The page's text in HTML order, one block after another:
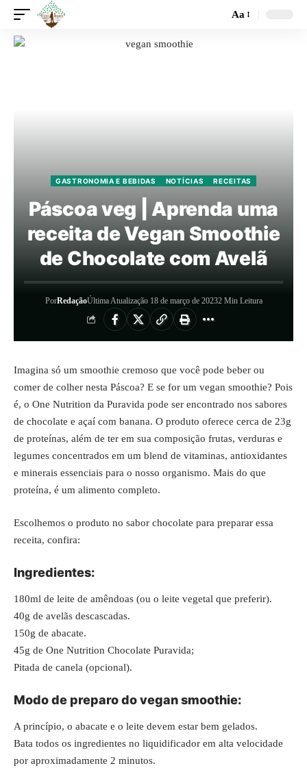
Aa
GASTRONOMIA E BEBIDAS NOTÍCIAS RECEITAS
Páscoa veg | Aprenda uma
receita de Vegan Smoothie
de Chocolate com Avelã
PorRedaçãoÚltima Atualização 18 de março de 20232 Min Leitura
Imagina só um smoothie cremoso que você pode beber ou
comer de colher nesta Páscoa? E se for um vegan smoothie? Pois
é, o One Nutrition da Puravida pode ser encontrado nos sabores
de chocolate e açaí com banana. O produto oferece cerca de 23g
de proteínas, além de ter em sua composição frutas, verduras e
legumes concentrados em um blend de vitaminas, antioxidantes
e minerais essenciais para o nosso organismo. Mais do que
proteína, é um alimento completo.
Escolhemos o produto no sabor chocolate para preparar essa
receita, confira:
Ingredientes:
180ml de leite de amêndoas (ou o leite vegetal que preferir).
40g de avelãs descascadas.
150g de abacate.
45g de One Nutrition Chocolate Puravida;
Pitada de canela (opcional).
Modo de preparo do vegan smoothie:
A princípio, o abacate e o leite devem estar bem gelados.
Bata todos os ingredientes no liquidificador em alta velocidade
por aproximadamente 2 minutos.